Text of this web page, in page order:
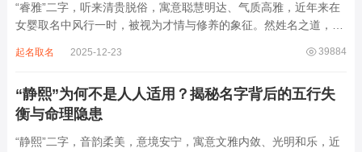
“睿雅”二字，听来清贵脱俗，寓意聪慧明达、气质高雅，近年来在
女婴取名中风行一时，被视为才情与修养的象征。然姓名之道，贵
增心力。细察“睿雅”之局，实藏金水成势、火土受制之患，若不顾
39884
起名取名 2025-12-23
“静熙”为何不是人人适用？揭秘名字背后的五行失
衡与命理隐患
“静熙”二字，音韵柔美，意境安宁，寓意文雅内敛、光明和乐，近